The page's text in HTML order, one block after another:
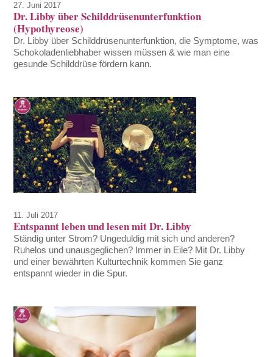
27. Juni 2017
Dr. Libby über Schilddrüsenunterfunktion
(Hypothyreose)
Dr. Libby über Schilddrüsenunterfunktion, die Symptome, was
Schokoladenliebhaber wissen müssen & wie man eine
gesunde Schilddrüse fördern kann.
11. Juli 2017
Entspannt leben und lesen mit Dr. Libby
Ständig unter Strom? Ungeduldig mit sich und anderen?
Ruhelos und unausgeglichen? Immer in Eile? Mit Dr. Libby
und einer bewährten Kulturtechnik kommen Sie ganz
entspannt wieder in die Spur.